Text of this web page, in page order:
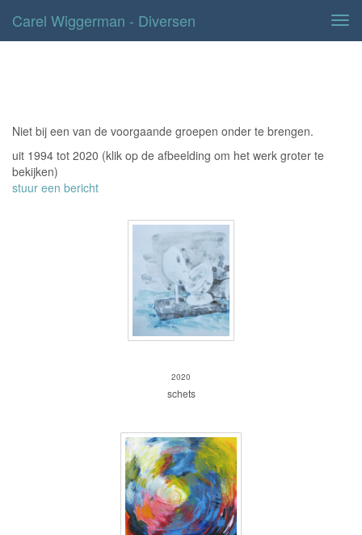
Carel Wiggerman - Diversen
Niet bij een van de voorgaande groepen onder te brengen.
uit 1994 tot 2020 (klik op de afbeelding om het werk groter te
bekijken)
stuur een bericht
2020
schets